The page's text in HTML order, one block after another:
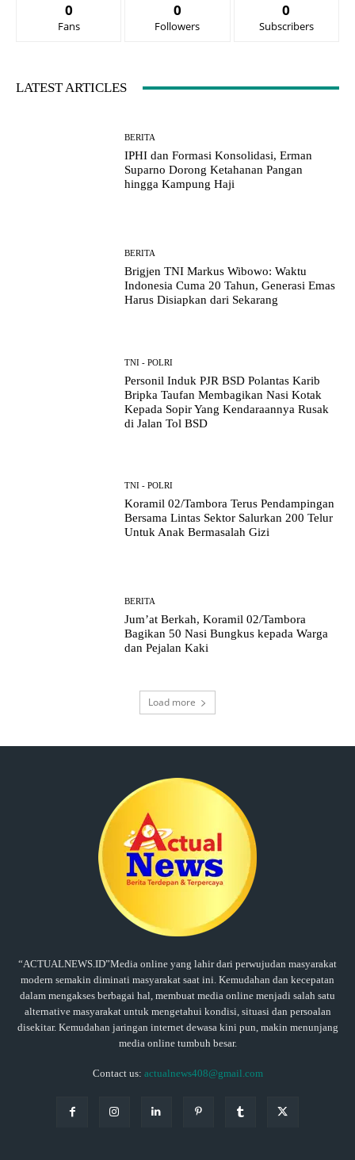
0
Fans
0
Followers
0
Subscribers
LATEST ARTICLES
BERITA
IPHI dan Formasi Konsolidasi, Erman
Suparno Dorong Ketahanan Pangan
hingga Kampung Haji
BERITA
Brigjen TNI Markus Wibowo: Waktu
Indonesia Cuma 20 Tahun, Generasi Emas
Harus Disiapkan dari Sekarang
TNI - POLRI
Personil Induk PJR BSD Polantas Karib
Bripka Taufan Membagikan Nasi Kotak
Kepada Sopir Yang Kendaraannya Rusak
di Jalan Tol BSD
TNI - POLRI
Koramil 02/Tambora Terus Pendampingan
Bersama Lintas Sektor Salurkan 200 Telur
Untuk Anak Bermasalah Gizi
BERITA
Jum’at Berkah, Koramil 02/Tambora
Bagikan 50 Nasi Bungkus kepada Warga
dan Pejalan Kaki
Load more
“ACTUALNEWS.ID”Media online yang lahir dari perwujudan masyarakat
modern semakin diminati masyarakat saat ini. Kemudahan dan kecepatan
dalam mengakses berbagai hal, membuat media online menjadi salah satu
alternative masyarakat untuk mengetahui kondisi, situasi dan persoalan
disekitar. Kemudahan jaringan internet dewasa kini pun, makin menunjang
media online tumbuh besar.
Contact us: actualnews408@gmail.com